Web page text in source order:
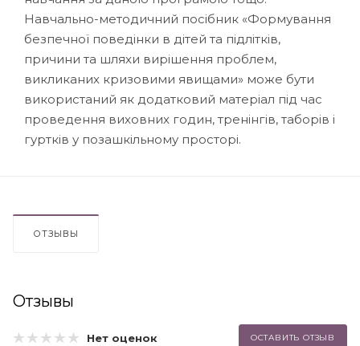
Навчально-методичний посібник «Формування
безпечної поведінки в дітей та підлітків,
причини та шляхи вирішення проблем,
викликаних кризовими явищами» може бути
використаний як додатковий матеріал під час
проведення виховних годин, тренінгів, таборів і
гуртків у позашкільному просторі.
ОТЗЫВЫ
Отзывы
Нет оценок ОСТАВИТЬ ОТЗЫВ